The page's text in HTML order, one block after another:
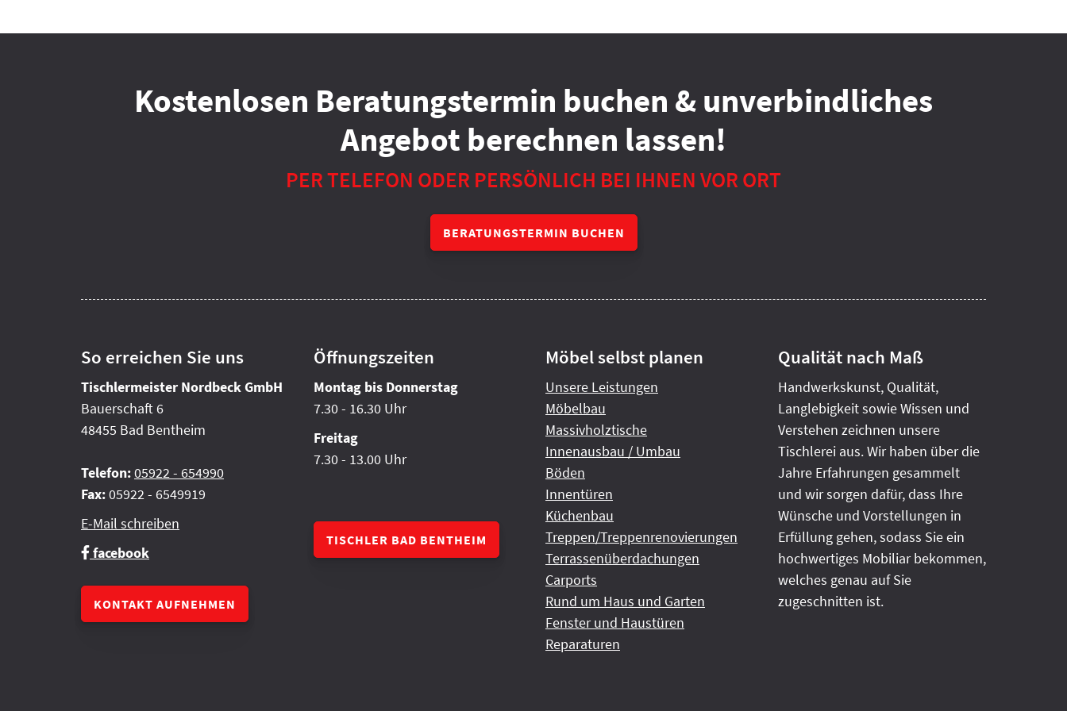
Kostenlosen Beratungstermin buchen & unverbindliches
Angebot berechnen lassen!
PER TELEFON ODER PERSÖNLICH BEI IHNEN VOR ORT
BERATUNGSTERMIN BUCHEN
So erreichen Sie uns
Tischlermeister Nordbeck GmbH
Bauerschaft 6
48455 Bad Bentheim
Telefon:05922 - 654990
Fax:05922 - 6549919
E-Mail schreiben
facebook
KONTAKT AUFNEHMEN
Öffnungszeiten
Montag bis Donnerstag
7.30 - 16.30 Uhr
Freitag
7.30 - 13.00 Uhr
TISCHLER BAD BENTHEIM
Möbel selbst planen
Unsere Leistungen
Möbelbau
Massivholztische
Innenausbau / Umbau
Böden
Innentüren
Küchenbau
Treppen/Treppenrenovierungen
Terrassenüberdachungen
Carports
Rund um Haus und Garten
Fenster und Haustüren
Reparaturen
Qualität nach Maß
Handwerkskunst, Qualität,
Langlebigkeit sowie Wissen und
Verstehen zeichnen unsere
Tischlerei aus. Wir haben über die
Jahre Erfahrungen gesammelt
und wir sorgen dafür, dass Ihre
Wünsche und Vorstellungen in
Erfüllung gehen, sodass Sie ein
hochwertiges Mobiliar bekommen,
welches genau auf Sie
zugeschnitten ist.